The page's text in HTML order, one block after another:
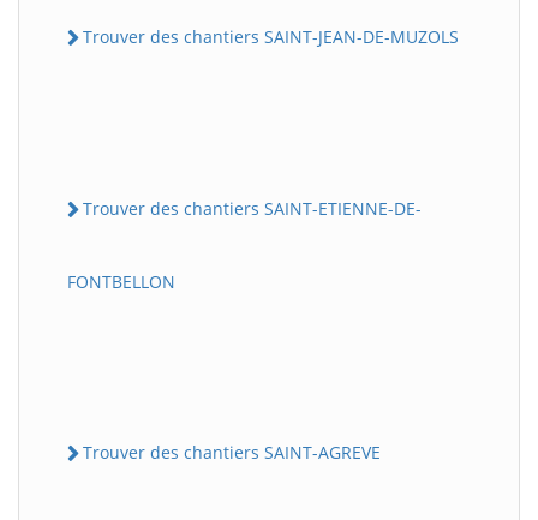
Trouver des chantiers SAINT-JEAN-DE-MUZOLS
Trouver des chantiers SAINT-ETIENNE-DE-
FONTBELLON
Trouver des chantiers SAINT-AGREVE